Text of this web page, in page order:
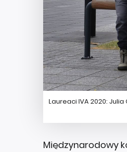
Laureaci IVA 2020:
Międzynarodowy